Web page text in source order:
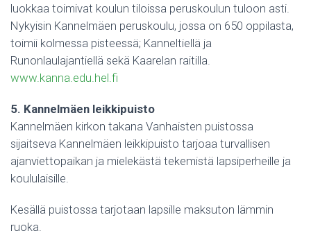
luokkaa toimivat koulun tiloissa peruskoulun tuloon asti.
Nykyisin Kannelmäen peruskoulu, jossa on 650 oppilasta,
toimii kolmessa pisteessä; Kanneltiellä ja
Runonlaulajantiellä sekä Kaarelan raitilla.
www.kanna.edu.hel.fi
5. Kannelmäen leikkipuisto
Kannelmäen kirkon takana Vanhaisten puistossa
sijaitseva Kannelmäen leikkipuisto tarjoaa turvallisen
ajanviettopaikan ja mielekästä tekemistä lapsiperheille ja
koululaisille.
Kesällä puistossa tarjotaan lapsille maksuton lämmin
ruoka.